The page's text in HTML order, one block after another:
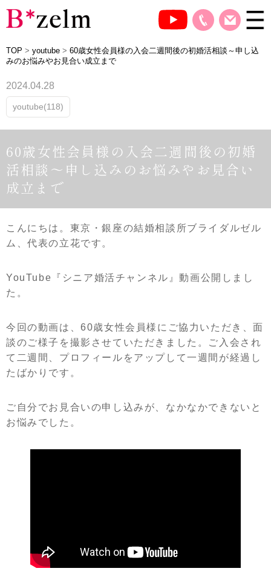
TOP > youtube > 60歳女性会員様の入会二週間後の初婚活相談～申し込
みのお悩みやお見合い成立まで
2024.04.28
youtube(118)
60歳女性会員様の入会二週間後の初婚
活相談～申し込みのお悩みやお見合い
成立まで
こんにちは。東京・銀座の結婚相談所ブライダルゼル
ム、代表の立花です。
YouTube『シニア婚活チャンネル』動画公開しまし
た。
今回の動画は、60歳女性会員様にご協力いただき、面
談のご様子を撮影させていただきました。ご入会され
て二週間、プロフィールをアップして一週間が経過し
たばかりです。
ご自分でお見合いの申し込みが、なかなかできないと
お悩みでした。